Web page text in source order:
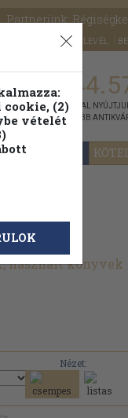
Partnerünk:
SEGÍTSÉG HÍRLEVÉL
KIADVÁNNYAL
LEGNAGYOBB
használt könyvek
Nézet:
cookie, (2)
vételét